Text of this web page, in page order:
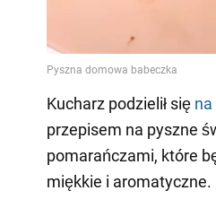
Kucharz podzielił się
przepisem na pyszne
pomarańczami, które
miękkie i aromatyczne.